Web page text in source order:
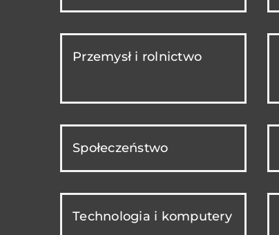
Przemysł i rolnictwo
Społeczeństwo
Technologia i komputery